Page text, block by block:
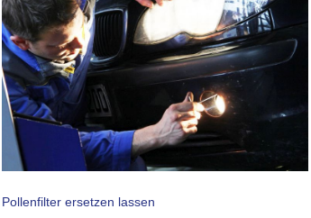
Pollenfilter ersetzen lassen